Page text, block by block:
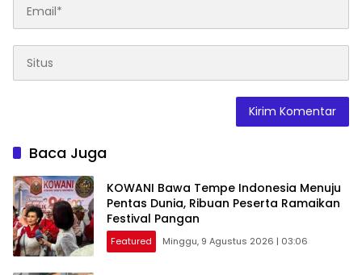
Baca Juga
KOWANI Bawa Tempe Indonesia Menuju
Pentas Dunia, Ribuan Peserta Ramaikan
Festival Pangan
Featured Minggu, 9 Agustus 2026 | 03:06